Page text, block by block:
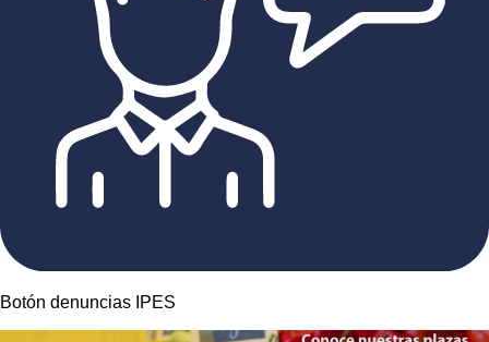
Botón denuncias IPES